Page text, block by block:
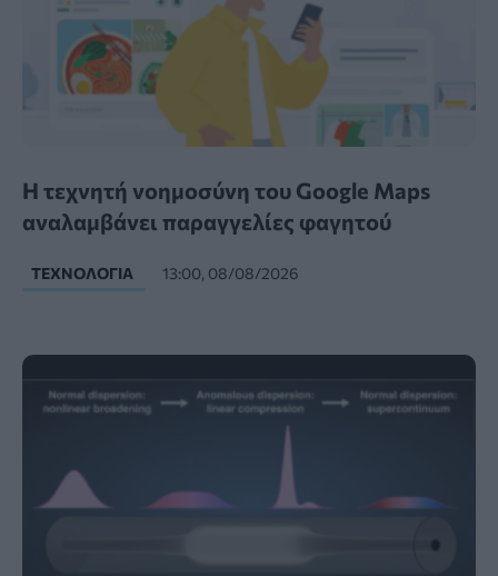
Η τεχνητή νοημοσύνη του Google Maps
αναλαμβάνει παραγγελίες φαγητού
ΤΕΧΝΟΛΟΓΊΑ 13:00, 08/08/2026